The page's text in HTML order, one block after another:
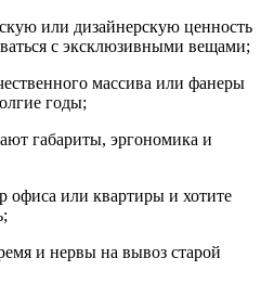
или дизайнерскую ценность
с эксклюзивными вещами;
массива или фанеры
годы;
габариты, эргономика и
офиса или квартиры и хотите
и нервы на вывоз старой